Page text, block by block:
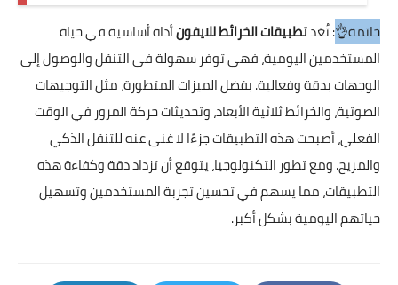
خاتمة👌: تُعَدتطبيقات الخرائط للايفونأداة أساسية في حياة
المستخدمين اليومية، فهي توفر سهولة في التنقل والوصول إلى
الوجهات بدقة وفعالية. بفضل الميزات المتطورة، مثل التوجيهات
الصوتية، والخرائط ثلاثية الأبعاد، وتحديثات حركة المرور في الوقت
الفعلي، أصبحت هذه التطبيقات جزءًا لا غنى عنه للتنقل الذكي
والمريح. ومع تطور التكنولوجيا، يتوقع أن تزداد دقة وكفاءة هذه
التطبيقات، مما يسهم في تحسين تجربة المستخدمين وتسهيل
حياتهم اليومية بشكل أكبر.